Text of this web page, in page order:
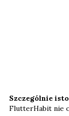
Szczególnie
FlutterHabit nie